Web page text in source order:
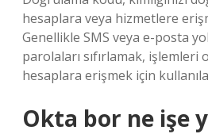
hesaplara veya hizmetlere
Genellikle SMS veya e-posta
parolaları sıfırlamak, işlemleri
hesaplara erişmek için
Okta bor ne işe